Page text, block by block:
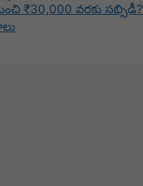
₹30,000 వరకు సబ్సిడీ?